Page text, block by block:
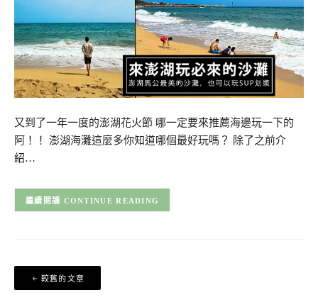
又到了一年一度的澎湖花火節 哪一定要來推薦海邊玩一下的
阿！！ 澎湖海灘這麼多你知道哪個最好玩嗎？ 除了之前介
紹…
CONTINUE READING
文
章
較舊的文章